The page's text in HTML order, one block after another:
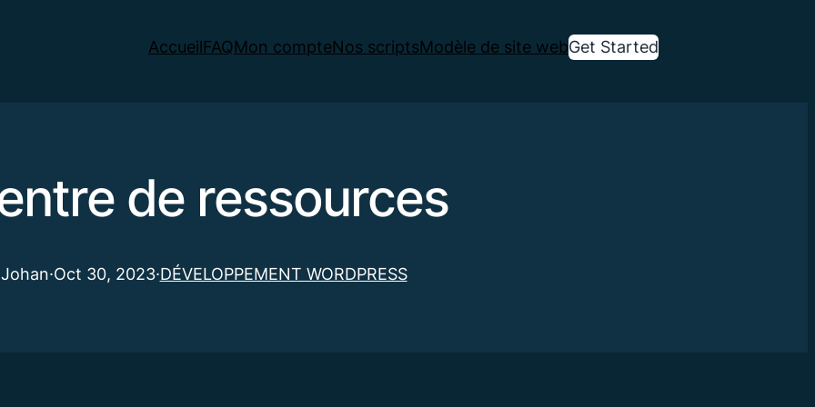
AccueilFAQMon compteNos scriptsModèle de site webGet Started
de ressources
Johan·Oct 30, 2023·DÉVELOPPEMENT WORDPRESS